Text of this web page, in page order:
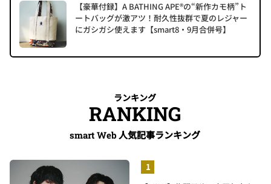
【豪華付録】A BATHING APE®の“新作カモ柄”ト
ートバッグが激アツ！耐久性抜群で夏のレジャー
にガシガシ使えます【smart8・9月合併号】
ランキング
RANKING
smart Web人気記事ランキング